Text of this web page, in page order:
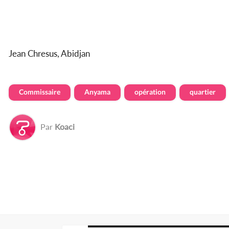
Jean Chresus, Abidjan
Commissaire Anyama opération quartier
Par Koaci